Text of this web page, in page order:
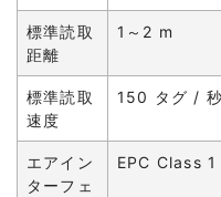
標準読取
距離
1～2 m
標準読取
速度
150 タグ / 秒
エアイン
ターフェ
EPC Class